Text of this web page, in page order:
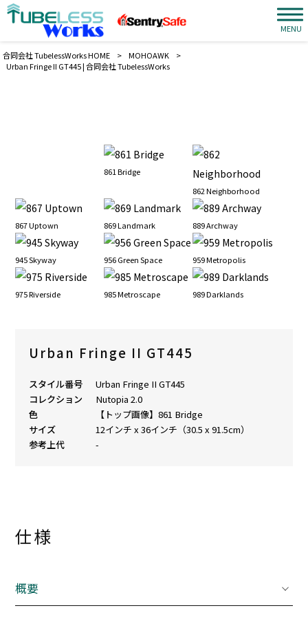
MENU
合同会社 TubelessWorks HOME > MOHOAWK
>
Urban Fringe II GT445 | 合同会社 TubelessWorks
861 Bridge
862 Neighborhood
867 Uptown 869 Landmark 889 Archway
945 Skyway 956 Green Space 959 Metropolis
975 Riverside 985 Metroscape 989 Darklands
Urban Fringe II GT445
スタイル番号
Urban Fringe II GT445
コレクション
Nutopia 2.0
色
【トップ画像】861 Bridge
サイズ
12インチ x 36インチ（30.5 x 91.5cm）
参考上代
-
仕様
概要